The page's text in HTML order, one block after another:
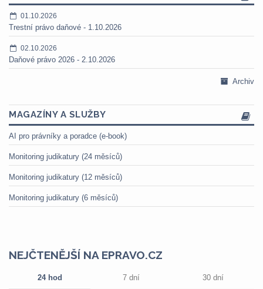
01.10.2026
Trestní právo daňové - 1.10.2026
02.10.2026
Daňové právo 2026 - 2.10.2026
Archiv
MAGAZÍNY A SLUŽBY
AI pro právníky a poradce (e-book)
Monitoring judikatury (24 měsíců)
Monitoring judikatury (12 měsíců)
Monitoring judikatury (6 měsíců)
NEJČTENĚJŠÍ NA EPRAVO.CZ
24 hod 7 dní 30 dní